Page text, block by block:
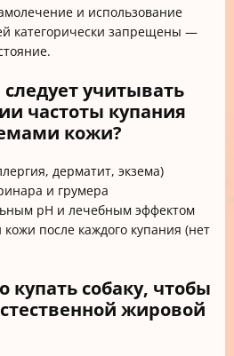
и использование
категорически запрещены —
учитывать
частоты купания
кожи?
дерматит, экзема)
и грумера
pH и лечебным эффектом
после каждого купания (нет
купать собаку, чтобы
жировой